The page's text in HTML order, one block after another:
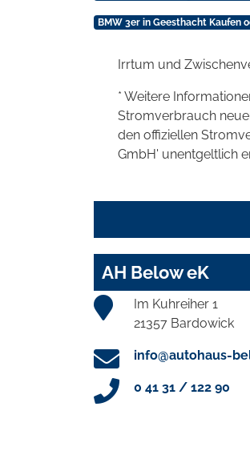
BMW 3er in Geesthacht Kaufen
Irrtum und
* Weitere
Stromverbrauch
den offiziellen
GmbH' unentgeltlich
AH Below eK
Im Kuhreiher 1
21357 Bardowick
info@autohaus-
0 41 31 / 122 90